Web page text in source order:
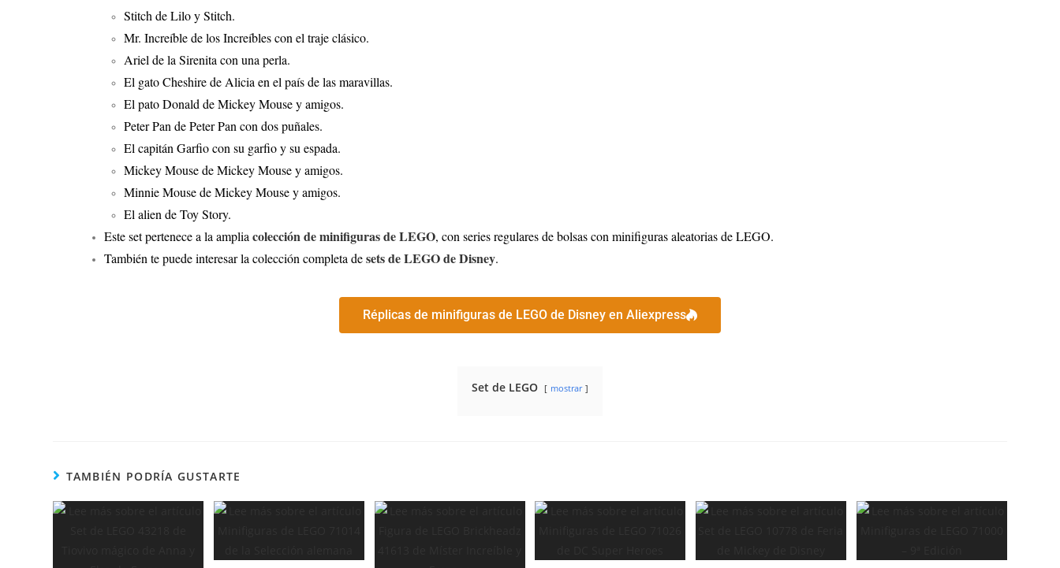
Stitch de Lilo y Stitch.
Mr. Increíble de los Increíbles con el traje clásico.
Ariel de la Sirenita con una perla.
El gato Cheshire de Alicia en el país de las maravillas.
El pato Donald de Mickey Mouse y amigos.
Peter Pan de Peter Pan con dos puñales.
El capitán Garfio con su garfio y su espada.
Mickey Mouse de Mickey Mouse y amigos.
Minnie Mouse de Mickey Mouse y amigos.
El alien de Toy Story.
Este set pertenece a la amplia colección de minifiguras de LEGO, con series regulares de bolsas con minifiguras aleatorias de LEGO.
También te puede interesar la colección completa desets de LEGO de Disney.
Réplicas de minifiguras de LEGO de Disney en Aliexpress
Set de LEGO mostrar
TAMBIÉN PODRÍA GUSTARTE